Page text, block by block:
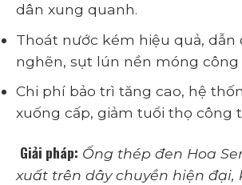
dân xung quanh.
Thoát nước kém hiệu quả, dẫn
nghẽn, sụt lún nền móng công
Chi phí bảo trì tăng cao, hệ
xuống cấp, giảm tuổi thọ công
Giải pháp: Ống thép đen Hoa
xuất trên dây chuyền hiện đại,